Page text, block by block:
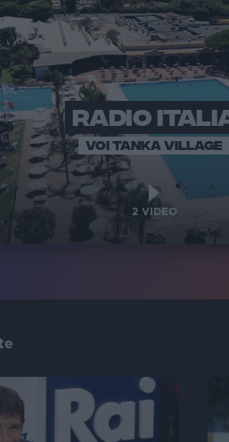
RADIO
VOI TANKA VILLAGE
2VIDEO